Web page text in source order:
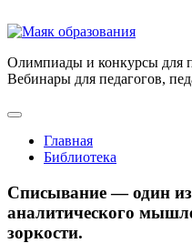
Олимпиады и конкурсы для
Вебинары для педагогов,
Главная
Библиотека
Списывание — один
аналитического
зоркости.